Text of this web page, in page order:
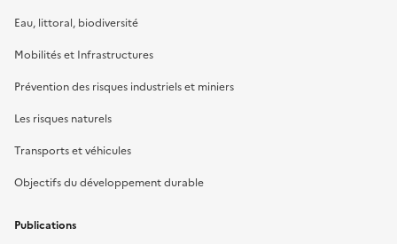
Eau, littoral, biodiversité
Mobilités et Infrastructures
Prévention des risques industriels et miniers
Les risques naturels
Transports et véhicules
Objectifs du développement durable
Publications